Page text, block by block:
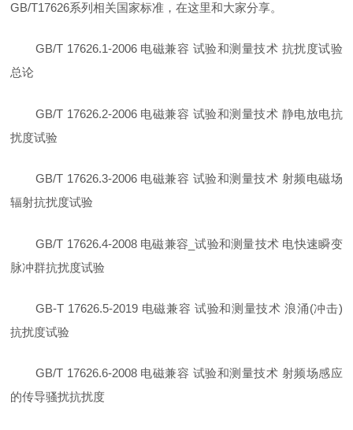
GB/T17626系列相关国家标准，在这里和大家分享。
GB/T 17626.1-2006 电磁兼容 试验和测量技术 抗扰度试验
总论
GB/T 17626.2-2006 电磁兼容 试验和测量技术 静电放电抗
扰度试验
GB/T 17626.3-2006 电磁兼容 试验和测量技术 射频电磁场
辐射抗扰度试验
GB/T 17626.4-2008 电磁兼容_试验和测量技术 电快速瞬变
脉冲群抗扰度试验
GB-T 17626.5-2019 电磁兼容 试验和测量技术 浪涌(冲击)
抗扰度试验
GB/T 17626.6-2008 电磁兼容 试验和测量技术 射频场感应
的传导骚扰抗扰度